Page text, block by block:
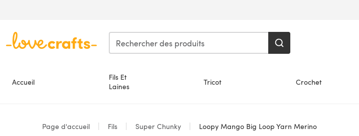
Accueil
Fils Et
Laines
Tricot Crochet
Page d'accueil Fils Super Chunky Loopy Mango Big Loop Yarn Merino